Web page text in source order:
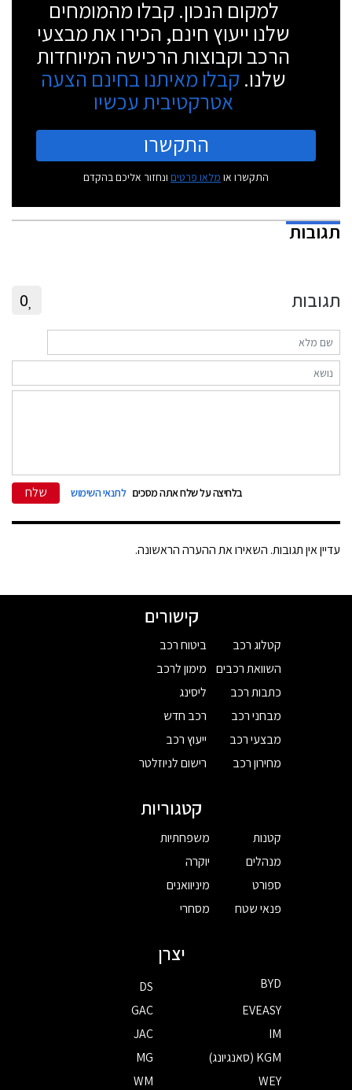
למקום הנכון. קבלו מהמומחים
שלנו ייעוץ חינם, הכירו את מבצעי
הרכב וקבוצות הרכישה המיוחדות
שלנו. קבלו מאיתנו בחינם הצעה
אטרקטיבית עכשיו
התקשרו
התקשרו או מלאו פרטים ונחזור אליכם בהקדם
תגובות
תגובות 0
בלחיצה על שלח אתה מסכים לתנאי השימוש שלח
עדיין אין תגובות. השאירו את ההערה הראשונה.
קישורים
קטלוג רכב
השוואת רכבים
כתבות רכב
מבחני רכב
מבצעי רכב
מחירון רכב
ביטוח רכב
מימון לרכב
ליסינג
רכב חדש
ייעוץ רכב
רישום לניוזלטר
קטגוריות
קטנות
מנהלים
ספורט
פנאי שטח
משפחתיות
יוקרה
מיניוואנים
מסחרי
יצרן
BYD
DS
EVEASY
GAC
IM
JAC
KGM (סאנגיונג)
MG
WEY
WM